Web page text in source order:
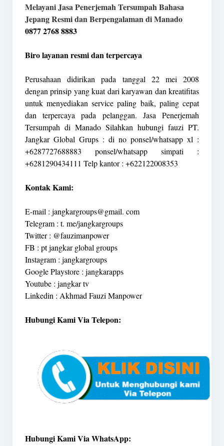
Melayani Jasa Penerjemah Tersumpah Bahasa
Jepang Resmi dan Berpengalaman di Manado
0877 2768 8883
Biro layanan resmi dan terpercaya
Perusahaan didirikan pada tanggal 22 mei 2008
dengan prinsip yang kuat dari karyawan dan kreatifitas
untuk menyediakan service paling baik, paling cepat
dan terpercaya pada pelanggan. Jasa Penerjemah
Tersumpah di Manado Silahkan hubungi fauzi PT.
Jangkar Global Grups : di no ponsel/whatsapp xl :
+6287727688883 ponsel/whatsapp simpati :
+6281290434111 Telp kantor : +622122008353
Kontak Kami:
E-mail : jangkargroups@gmail. com
Telegram : t. me/jangkargroups
Twitter : @fauzimanpower
FB : pt jangkar global groups
Instagram : jangkargroups
Google Playstore : jangkarapps
Youtube : jangkar tv
Linkedin : Akhmad Fauzi Manpower
Hubungi Kami Via Telepon:
Hubungi Kami Via WhatsApp: